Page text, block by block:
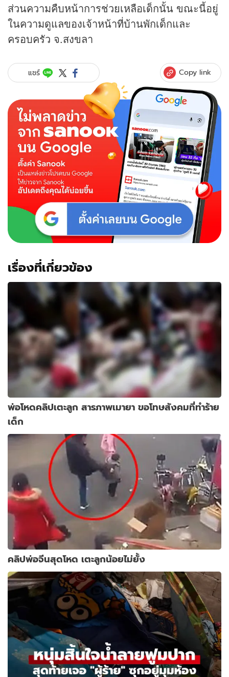
ส่วนความคืบหน้าการช่วยเหลือเด็กนั้น ขณะนี้อยู่
ในความดูแลของเจ้าหน้าที่บ้านพักเด็กและ
ครอบครัว จ.สงขลา
แชร์ Copy link
เรื่องที่เกี่ยวข้อง
พ่อโหดคลิปเตะลูก สารภาพเมายา ขอโทษสังคมที่ทำร้าย
เด็ก
คลิปพ่อจีนสุดโหด เตะลูกน้อยไม่ยั้ง